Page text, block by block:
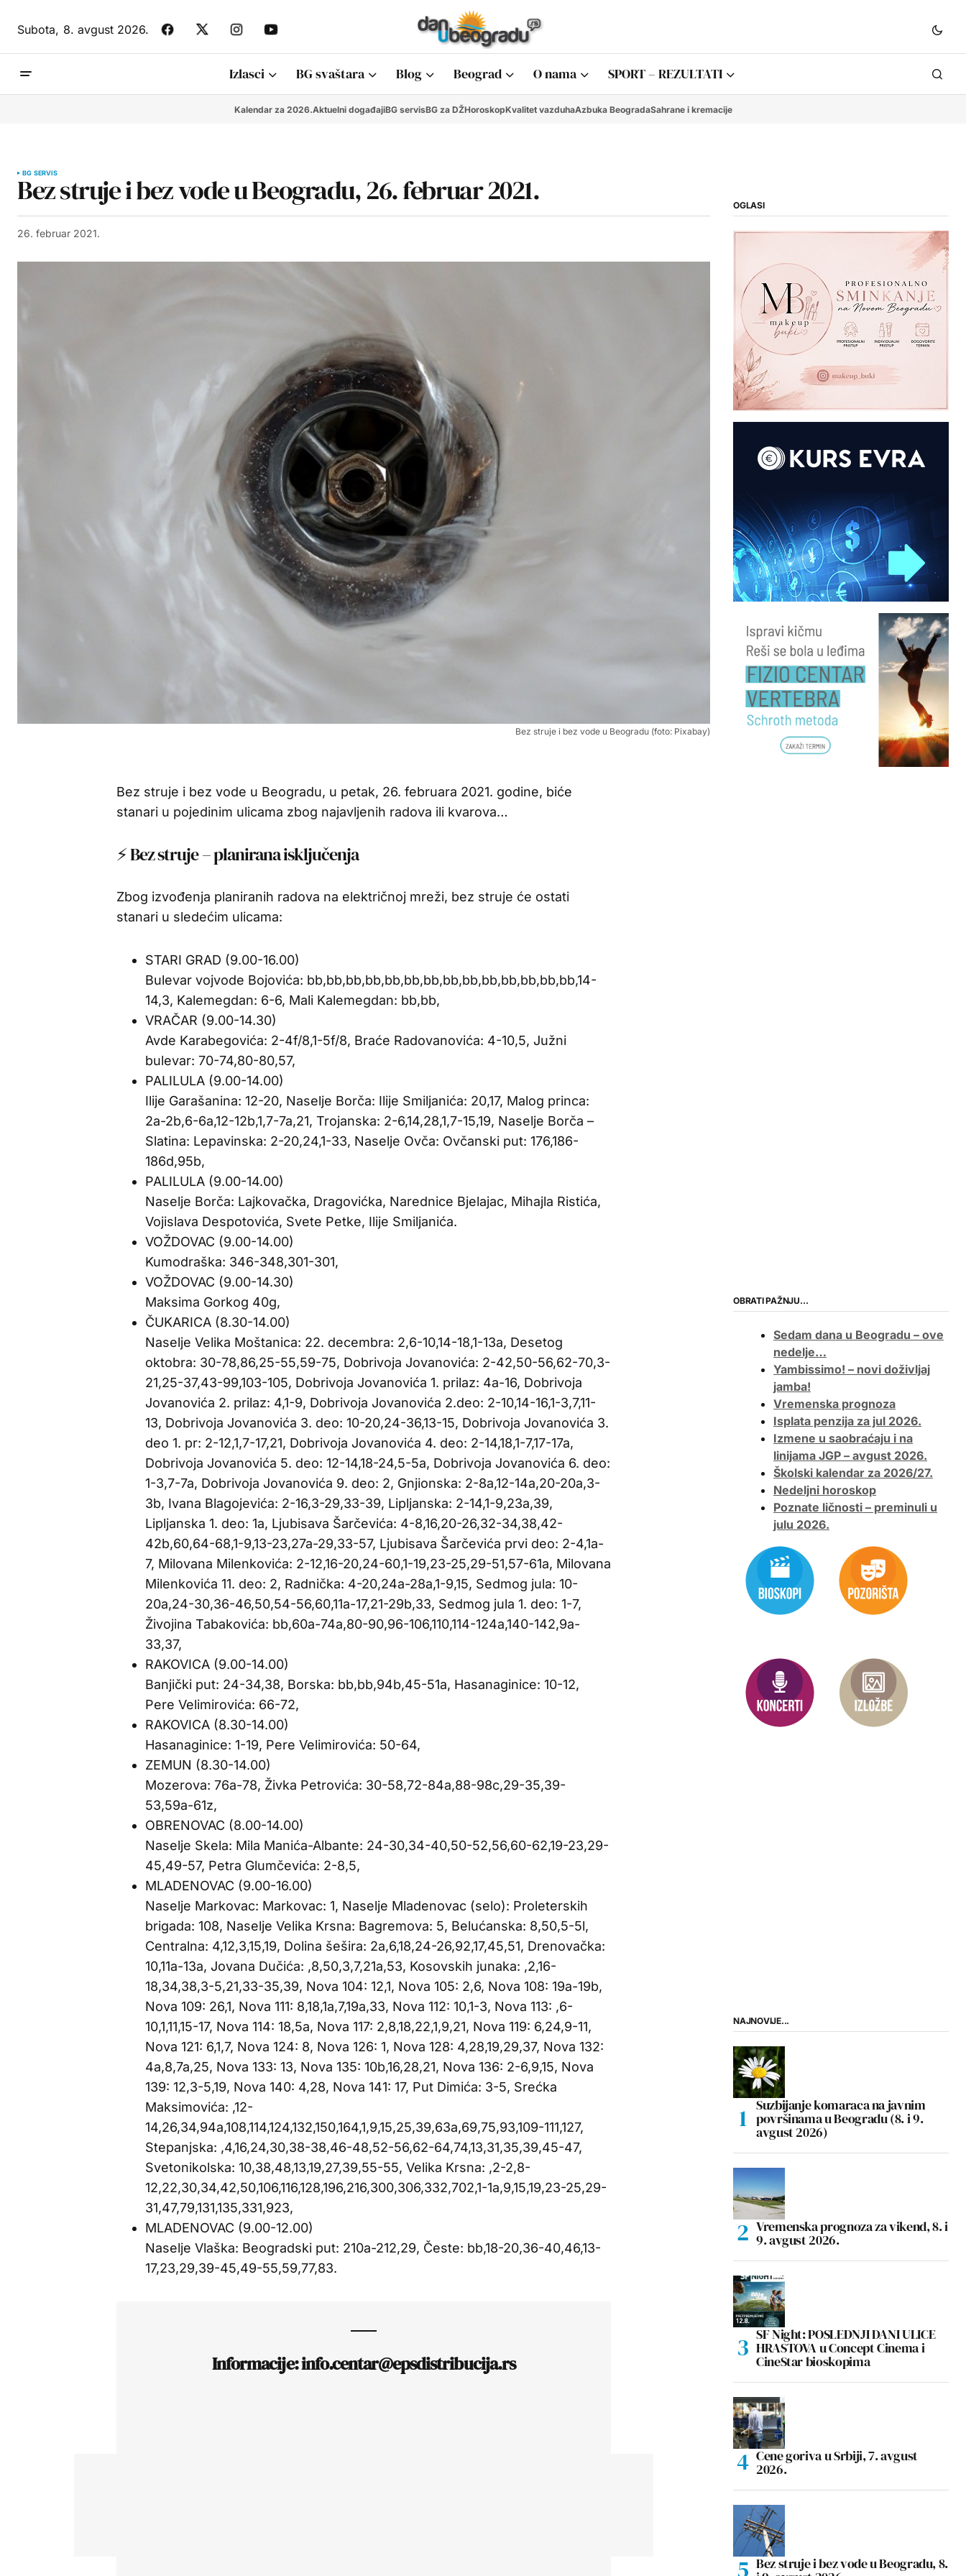
Subota,8. avgust 2026.
Izlasci BG svaštara Blog Beograd O nama SPORT – REZULTATI
Kalendar za 2026.Aktuelni događajiBG servisBG za DŽHoroskopKvalitet vazduhaAzbuka BeogradaSahrane i kremacije
BG SERVIS
Bez struje i bez vode u Beogradu, 26. februar 2021.
26. februar 2021.
Bez struje i bez vode u Beogradu (foto: Pixabay)
Bez struje i bez vode u Beogradu, u petak, 26. februara 2021. godine, biće
stanari u pojedinim ulicama zbog najavljenih radova ili kvarova…
⚡ Bez struje – planirana isključenja
Zbog izvođenja planiranih radova na električnoj mreži, bez struje će ostati
stanari u sledećim ulicama:
STARI GRAD (9.00-16.00)
Bulevar vojvode Bojovića: bb,bb,bb,bb,bb,bb,bb,bb,bb,bb,bb,bb,bb,bb,14-
14,3, Kalemegdan: 6-6, Mali Kalemegdan: bb,bb,
VRAČAR (9.00-14.30)
Avde Karabegovića: 2-4f/8,1-5f/8, Braće Radovanovića: 4-10,5, Južni
bulevar: 70-74,80-80,57,
PALILULA (9.00-14.00)
Ilije Garašanina: 12-20, Naselje Borča: Ilije Smiljanića: 20,17, Malog princa:
2a-2b,6-6a,12-12b,1,7-7a,21, Trojanska: 2-6,14,28,1,7-15,19, Naselje Borča –
Slatina: Lepavinska: 2-20,24,1-33, Naselje Ovča: Ovčanski put: 176,186-
186d,95b,
PALILULA (9.00-14.00)
Naselje Borča: Lajkovačka, Dragovićka, Narednice Bjelajac, Mihajla Ristića,
Vojislava Despotovića, Svete Petke, Ilije Smiljanića.
VOŽDOVAC (9.00-14.00)
Kumodraška: 346-348,301-301,
VOŽDOVAC (9.00-14.30)
Maksima Gorkog 40g,
ČUKARICA (8.30-14.00)
Naselje Velika Moštanica: 22. decembra: 2,6-10,14-18,1-13a, Desetog
oktobra: 30-78,86,25-55,59-75, Dobrivoja Jovanovića: 2-42,50-56,62-70,3-
21,25-37,43-99,103-105, Dobrivoja Jovanovića 1. prilaz: 4a-16, Dobrivoja
Jovanovića 2. prilaz: 4,1-9, Dobrivoja Jovanovića 2.deo: 2-10,14-16,1-3,7,11-
13, Dobrivoja Jovanovića 3. deo: 10-20,24-36,13-15, Dobrivoja Jovanovića 3.
deo 1. pr: 2-12,1,7-17,21, Dobrivoja Jovanovića 4. deo: 2-14,18,1-7,17-17a,
Dobrivoja Jovanovića 5. deo: 12-14,18-24,5-5a, Dobrivoja Jovanovića 6. deo:
1-3,7-7a, Dobrivoja Jovanovića 9. deo: 2, Gnjionska: 2-8a,12-14a,20-20a,3-
3b, Ivana Blagojevića: 2-16,3-29,33-39, Lipljanska: 2-14,1-9,23a,39,
Lipljanska 1. deo: 1a, Ljubisava Šarčevića: 4-8,16,20-26,32-34,38,42-
42b,60,64-68,1-9,13-23,27a-29,33-57, Ljubisava Šarčevića prvi deo: 2-4,1a-
7, Milovana Milenkovića: 2-12,16-20,24-60,1-19,23-25,29-51,57-61a, Milovana
Milenkovića 11. deo: 2, Radnička: 4-20,24a-28a,1-9,15, Sedmog jula: 10-
20a,24-30,36-46,50,54-56,60,11a-17,21-29b,33, Sedmog jula 1. deo: 1-7,
Živojina Tabakovića: bb,60a-74a,80-90,96-106,110,114-124a,140-142,9a-
33,37,
RAKOVICA (9.00-14.00)
Banjički put: 24-34,38, Borska: bb,bb,94b,45-51a, Hasanaginice: 10-12,
Pere Velimirovića: 66-72,
RAKOVICA (8.30-14.00)
Hasanaginice: 1-19, Pere Velimirovića: 50-64,
ZEMUN (8.30-14.00)
Mozerova: 76a-78, Živka Petrovića: 30-58,72-84a,88-98c,29-35,39-
53,59a-61z,
OBRENOVAC (8.00-14.00)
Naselje Skela: Mila Manića-Albante: 24-30,34-40,50-52,56,60-62,19-23,29-
45,49-57, Petra Glumčevića: 2-8,5,
MLADENOVAC (9.00-16.00)
Naselje Markovac: Markovac: 1, Naselje Mladenovac (selo): Proleterskih
brigada: 108, Naselje Velika Krsna: Bagremova: 5, Belućanska: 8,50,5-5l,
Centralna: 4,12,3,15,19, Dolina šešira: 2a,6,18,24-26,92,17,45,51, Drenovačka:
10,11a-13a, Jovana Dučića: ,8,50,3,7,21a,53, Kosovskih junaka: ,2,16-
18,34,38,3-5,21,33-35,39, Nova 104: 12,1, Nova 105: 2,6, Nova 108: 19a-19b,
Nova 109: 26,1, Nova 111: 8,18,1a,7,19a,33, Nova 112: 10,1-3, Nova 113: ,6-
10,1,11,15-17, Nova 114: 18,5a, Nova 117: 2,8,18,22,1,9,21, Nova 119: 6,24,9-11,
Nova 121: 6,1,7, Nova 124: 8, Nova 126: 1, Nova 128: 4,28,19,29,37, Nova 132:
4a,8,7a,25, Nova 133: 13, Nova 135: 10b,16,28,21, Nova 136: 2-6,9,15, Nova
139: 12,3-5,19, Nova 140: 4,28, Nova 141: 17, Put Dimića: 3-5, Srećka
Maksimovića: ,12-
14,26,34,94a,108,114,124,132,150,164,1,9,15,25,39,63a,69,75,93,109-111,127,
Stepanjska: ,4,16,24,30,38-38,46-48,52-56,62-64,74,13,31,35,39,45-47,
Svetonikolska: 10,38,48,13,19,27,39,55-55, Velika Krsna: ,2-2,8-
12,22,30,34,42,50,106,116,128,196,216,300,306,332,702,1-1a,9,15,19,23-25,29-
31,47,79,131,135,331,923,
MLADENOVAC (9.00-12.00)
Naselje Vlaška: Beogradski put: 210a-212,29, Česte: bb,18-20,36-40,46,13-
17,23,29,39-45,49-55,59,77,83.
Informacije: info.centar@epsdistribucija.rs
OGLASI
OBRATI PAŽNJU…
Sedam dana u Beogradu – ove
nedelje…
Yambissimo! – novi doživljaj
jamba!
Vremenska prognoza
Isplata penzija za jul 2026.
Izmene u saobraćaju i na
linijama JGP – avgust 2026.
Školski kalendar za 2026/27.
Nedeljni horoskop
Poznate ličnosti – preminuli u
julu 2026.
NAJNOVIJE...
Suzbijanje komaraca na javnim
površinama u Beogradu (8. i 9.
avgust 2026)
Vremenska prognoza za vikend, 8. i
9. avgust 2026.
SF Night: POSLEDNJI DANI ULICE
HRASTOVA u Concept Cinema i
CineStar bioskopima
Cene goriva u Srbiji, 7. avgust
2026.
Bez struje i bez vode u Beogradu, 8.